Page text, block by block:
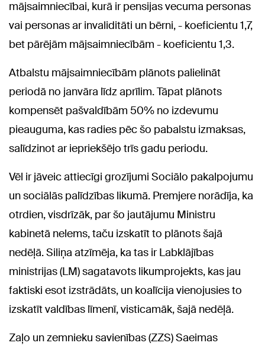
mājsaimniecībai, kurā ir pensijas vecuma personas
vai personas ar invaliditāti un bērni, - koeficientu 1,7,
bet pārējām mājsaimniecībām - koeficientu 1,3.
Atbalstu mājsaimniecībām plānots palielināt
periodā no janvāra līdz aprīlim. Tāpat plānots
kompensēt pašvaldībām 50% no izdevumu
pieauguma, kas radies pēc šo pabalstu izmaksas,
salīdzinot ar iepriekšējo trīs gadu periodu.
Vēl ir jāveic attiecīgi grozījumi Sociālo pakalpojumu
un sociālās palīdzības likumā. Premjere norādīja, ka
otrdien, visdrīzāk, par šo jautājumu Ministru
kabinetā nelems, taču izskatīt to plānots šajā
nedēļā. Siliņa atzīmēja, ka tas ir Labklājības
ministrijas (LM) sagatavots likumprojekts, kas jau
faktiski esot izstrādāts, un koalīcija vienojusies to
izskatīt valdības līmenī, visticamāk, šajā nedēļā.
Zaļo un zemnieku savienības (ZZS) Saeimas